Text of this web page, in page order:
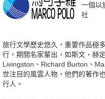
一個以
社
旅行文學歷史悠久，重要作品極
行，期間名家輩出，如斯文‧赫
Livingston、Richard Burton、
世注目的風雲人物，他們的著作
行人。